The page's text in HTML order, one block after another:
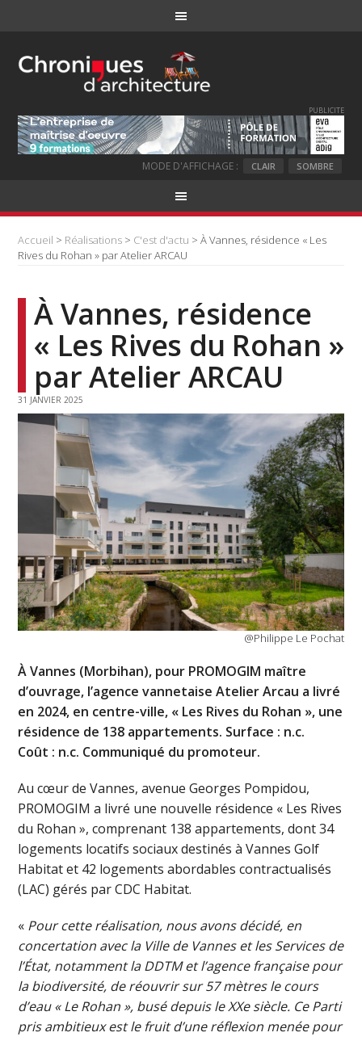
PUBLICITE
MODE D'AFFICHAGE : CLAIR SOMBRE
Accueil > Réalisations > C'est d'actu > À Vannes, résidence « Les
Rives du Rohan » par Atelier ARCAU
À Vannes, résidence
« Les Rives du Rohan »
par Atelier ARCAU
31 JANVIER 2025
@Philippe Le Pochat
À Vannes (Morbihan), pour PROMOGIM maître
d’ouvrage, l’agence vannetaise Atelier Arcau a livré
en 2024, en centre-ville, « Les Rives du Rohan », une
résidence de 138 appartements. Surface : n.c.
Coût : n.c. Communiqué du promoteur.
Au cœur de Vannes, avenue Georges Pompidou,
PROMOGIM a livré une nouvelle résidence « Les Rives
du Rohan », comprenant 138 appartements, dont 34
logements locatifs sociaux destinés à Vannes Golf
Habitat et 42 logements abordables contractualisés
(LAC) gérés par CDC Habitat.
« Pour cette réalisation, nous avons décidé, en
concertation avec la Ville de Vannes et les Services de
l’État, notamment la DDTM et l’agence française pour
la biodiversité, de réouvrir sur 57 mètres le cours
d’eau « Le Rohan », busé depuis le XXe siècle. Ce Parti
pris ambitieux est le fruit d’une réflexion menée pour